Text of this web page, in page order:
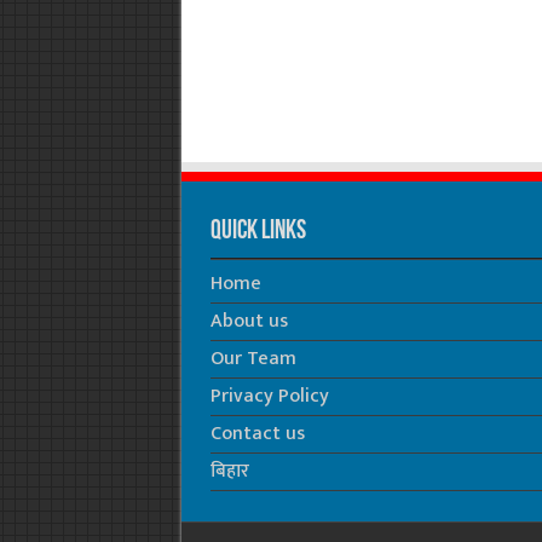
Quick Links
Home
About us
Our Team
Privacy Policy
Contact us
बिहार